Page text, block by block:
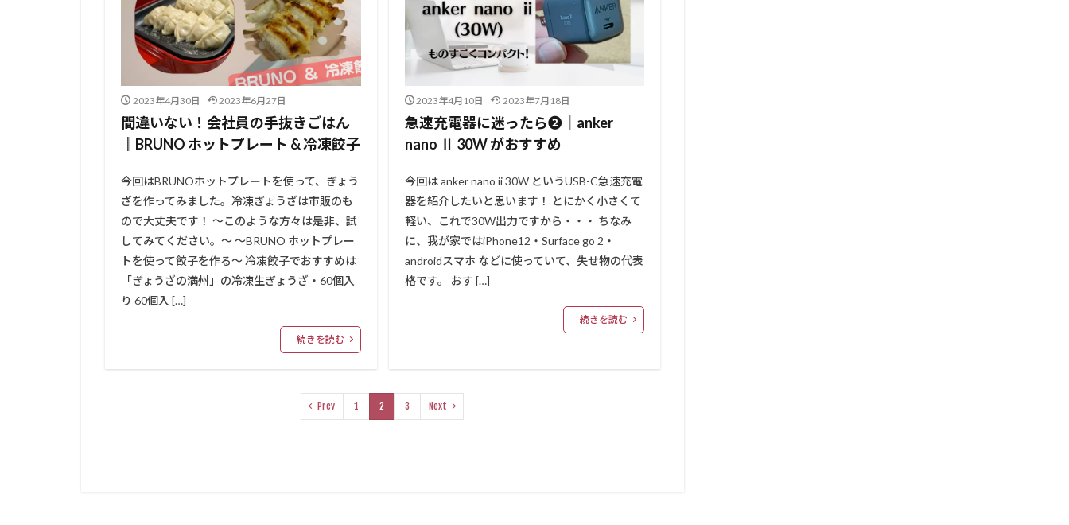
2023年4月30日 2023年6月27日
間違いない！会社員の手抜きごはん
║BRUNO ホットプレート & 冷凍餃子
今回はBRUNOホットプレートを使って、ぎょう
ざを作ってみました。冷凍ぎょうざは市販のも
ので大丈夫です！ ～このような方々は是非、試
してみてください。～ ～BRUNO ホットプレー
トを使って餃子を作る～ 冷凍餃子でおすすめは
「ぎょうざの満州」の冷凍生ぎょうざ・60個入
り 60個入 […]
続きを読む
2023年4月10日 2023年7月18日
急速充電器に迷ったら❷║anker
nano Ⅱ 30W がおすすめ
今回は anker nano ii 30W というUSB-C急速充電
器を紹介したいと思います！ とにかく小さくて
軽い、これで30W出力ですから・・・ ちなみ
に、我が家ではiPhone12・Surface go 2・
androidスマホ などに使っていて、失せ物の代表
格です。 おす […]
続きを読む
Prev 1 2 3 Next